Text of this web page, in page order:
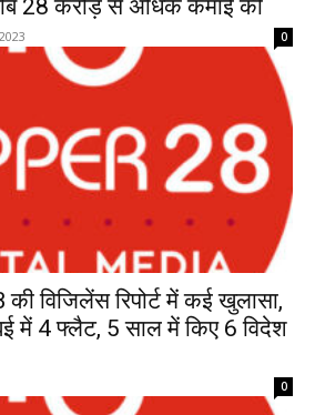
28 करोड़ से अधिक कमाई की
0
विजिलेंस रिपोर्ट में कई खुलासा,
में 4 फ्लैट, 5 साल में किए 6 विदेश
0